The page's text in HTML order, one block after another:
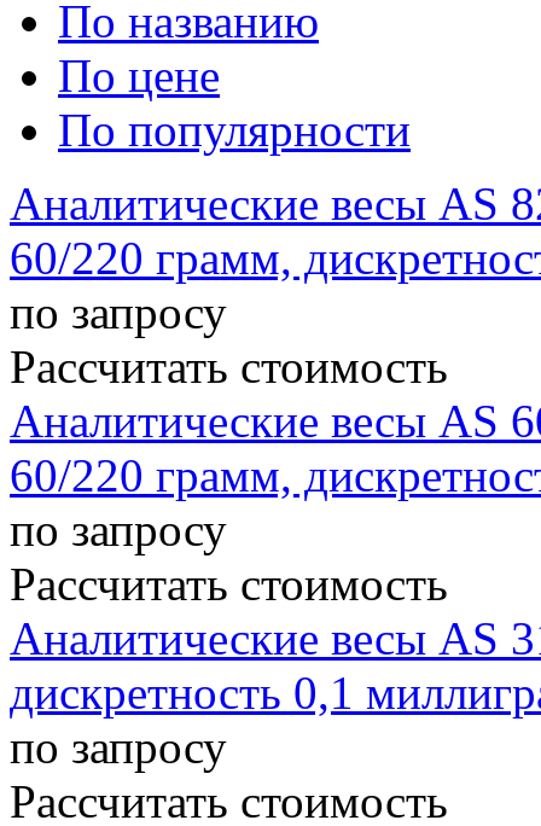
По названию
По цене
По популярности
Аналитические весы AS
60/220 грамм,
по запросу
Рассчитать стоимость
Аналитические весы AS
60/220 грамм,
по запросу
Рассчитать стоимость
Аналитические весы AS
дискретность 0,1
по запросу
Рассчитать стоимость